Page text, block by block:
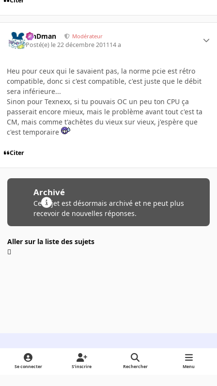
RinDman Modérateur
Posté(e) le 22 décembre 201114 a
Heu pour ceux qui le savaient pas, la norme pcie est rétro
compatible, donc si c'est compatible, c'est juste que le débit
sera inférieure...
Sinon pour Texnexx, si tu pouvais OC un peu ton CPU ça
passerait encore mieux, mais le problème avant tout c'est ta
CM, mais comme t'achètes du vieux sur vieux, j'espère que
c'est temporaire
Citer
Archivé
Ce sujet est désormais archivé et ne peut plus
recevoir de nouvelles réponses.
Aller sur la liste des sujets
Light ModeDark ModeSystem Preference
Se connecter S’inscrire Rechercher Menu